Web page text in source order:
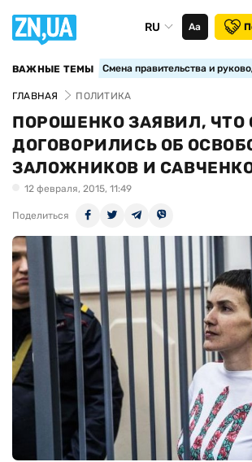
RU Аа
ВАЖНЫЕ ТЕМЫ Смена правительства и
ГЛАВНАЯ ПОЛИТИКА
ПОРОШЕНКО ЗАЯВИЛ, ЧТО
ДОГОВОРИЛИСЬ ОБ
ЗАЛОЖНИКОВ И
12 февраля, 2015, 11:49
Поделиться